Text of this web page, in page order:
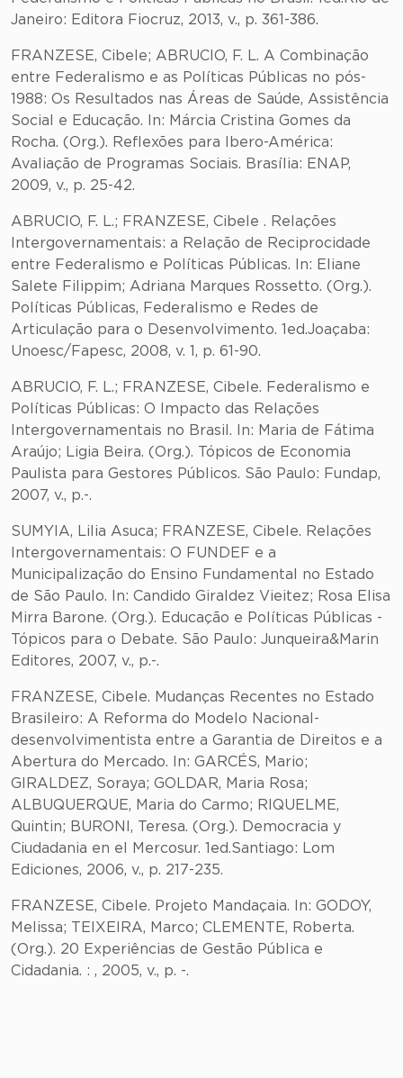
Janeiro: Editora Fiocruz, 2013, v., p. 361-386.
FRANZESE, Cibele; ABRUCIO, F. L. A Combinação
entre Federalismo e as Políticas Públicas no pós-
1988: Os Resultados nas Áreas de Saúde, Assistência
Social e Educação. In: Márcia Cristina Gomes da
Rocha. (Org.). Reflexões para Ibero-América:
Avaliação de Programas Sociais. Brasília: ENAP,
2009, v., p. 25-42.
ABRUCIO, F. L.; FRANZESE, Cibele . Relações
Intergovernamentais: a Relação de Reciprocidade
entre Federalismo e Políticas Públicas. In: Eliane
Salete Filippim; Adriana Marques Rossetto. (Org.).
Políticas Públicas, Federalismo e Redes de
Articulação para o Desenvolvimento. 1ed.Joaçaba:
Unoesc/Fapesc, 2008, v. 1, p. 61-90.
ABRUCIO, F. L.; FRANZESE, Cibele. Federalismo e
Políticas Públicas: O Impacto das Relações
Intergovernamentais no Brasil. In: Maria de Fátima
Araújo; Ligia Beira. (Org.). Tópicos de Economia
Paulista para Gestores Públicos. São Paulo: Fundap,
2007, v., p.-.
SUMYIA, Lilia Asuca; FRANZESE, Cibele. Relações
Intergovernamentais: O FUNDEF e a
Municipalização do Ensino Fundamental no Estado
de São Paulo. In: Candido Giraldez Vieitez; Rosa Elisa
Mirra Barone. (Org.). Educação e Políticas Públicas -
Tópicos para o Debate. São Paulo: Junqueira&Marin
Editores, 2007, v., p.-.
FRANZESE, Cibele. Mudanças Recentes no Estado
Brasileiro: A Reforma do Modelo Nacional-
desenvolvimentista entre a Garantia de Direitos e a
Abertura do Mercado. In: GARCÉS, Mario;
GIRALDEZ, Soraya; GOLDAR, Maria Rosa;
ALBUQUERQUE, Maria do Carmo; RIQUELME,
Quintin; BURONI, Teresa. (Org.). Democracia y
Ciudadania en el Mercosur. 1ed.Santiago: Lom
Ediciones, 2006, v., p. 217-235.
FRANZESE, Cibele. Projeto Mandaçaia. In: GODOY,
Melissa; TEIXEIRA, Marco; CLEMENTE, Roberta.
(Org.). 20 Experiências de Gestão Pública e
Cidadania. : , 2005, v., p. -.